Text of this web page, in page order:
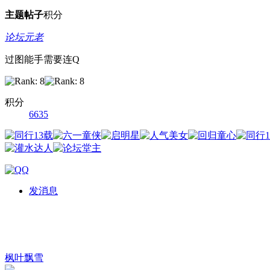
主题帖子积分
论坛元老
过图能手需要连Q
积分
6635
发消息
枫叶飘雪